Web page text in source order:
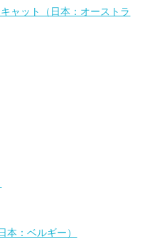
ャット（日本：オーストラ
本：ベルギー）